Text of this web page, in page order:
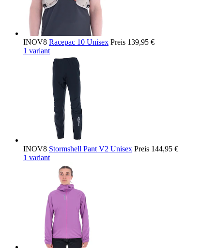
INOV8 Racepac 10 Unisex Preis 139,95 €
1 variant
INOV8 Stormshell Pant V2 Unisex Preis 144,95 €
1 variant